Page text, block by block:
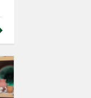
Viešnagė
Upytės
tradicinių